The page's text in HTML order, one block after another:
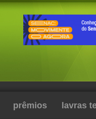
prêmios lavras